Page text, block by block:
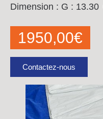
Dimension : G : 13.30
1950,00€
Contactez-nous